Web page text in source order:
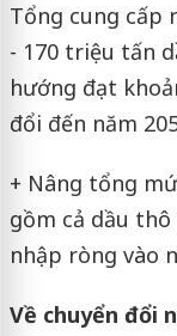
Tổng cung cấp
- 170 triệu tấn
hướng đạt
đổi đến năm
+ Nâng tổng
gồm cả dầu thô
nhập ròng vào
Về chuyển đổi